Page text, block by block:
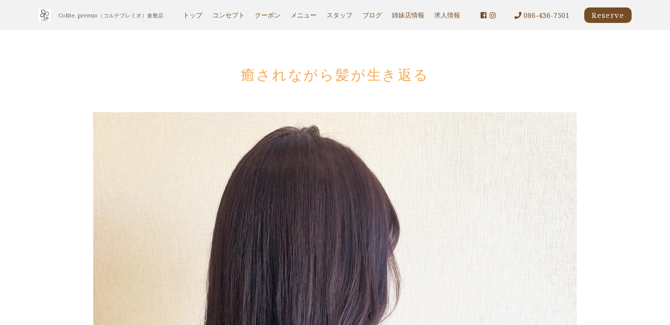
CoRte. premio（コルテプレミオ）倉敷店 トップ コンセプト クーポン メニュー スタッフ ブログ 姉妹店情報 求人情報 086-436-7501 Reserve
癒されながら髪が生き返る